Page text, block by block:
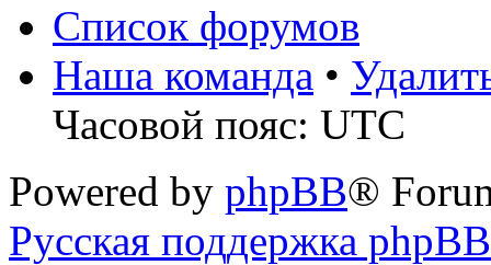
Список форумов
Наша команда •
Часовой пояс: UTC
Powered by phpBB®
Русская поддержка phpBB